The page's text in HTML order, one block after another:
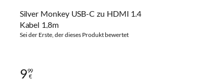
Silver Monkey USB-C zu HDMI 1.4
Kabel 1,8m
Sei der Erste, der dieses Produkt bewertet
999
€